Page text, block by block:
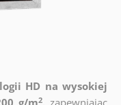
HD na wysokiej
2